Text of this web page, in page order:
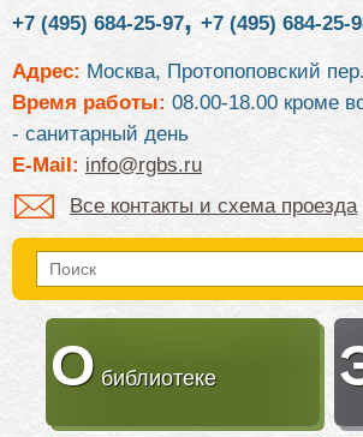
+7 (495) 684-25-97, +7 (495) 684-25-
Адрес: Москва, Протопоповский
Время работы: 08.00-18.00 кроме
- санитарный день
E-Mail: info@rgbs.ru
Все контакты и схема проезда
О библиотеке